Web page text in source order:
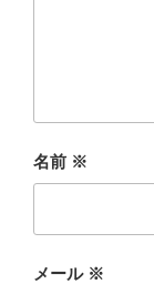
名前 ※
メール ※